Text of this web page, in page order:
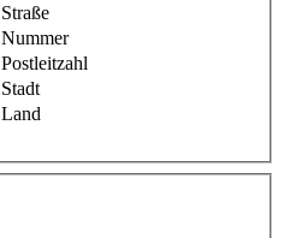
Straße
Nummer
Postleitzahl
Stadt
Land